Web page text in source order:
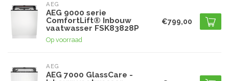
AEG
AEG 9000 serie
ComfortLift® Inbouw
vaatwasser FSK83828P
Op voorraad
€799,00
AEG
AEG 7000 GlassCare -